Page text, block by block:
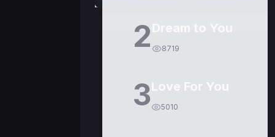
2 Dream to You
8719
3Love For You
5010